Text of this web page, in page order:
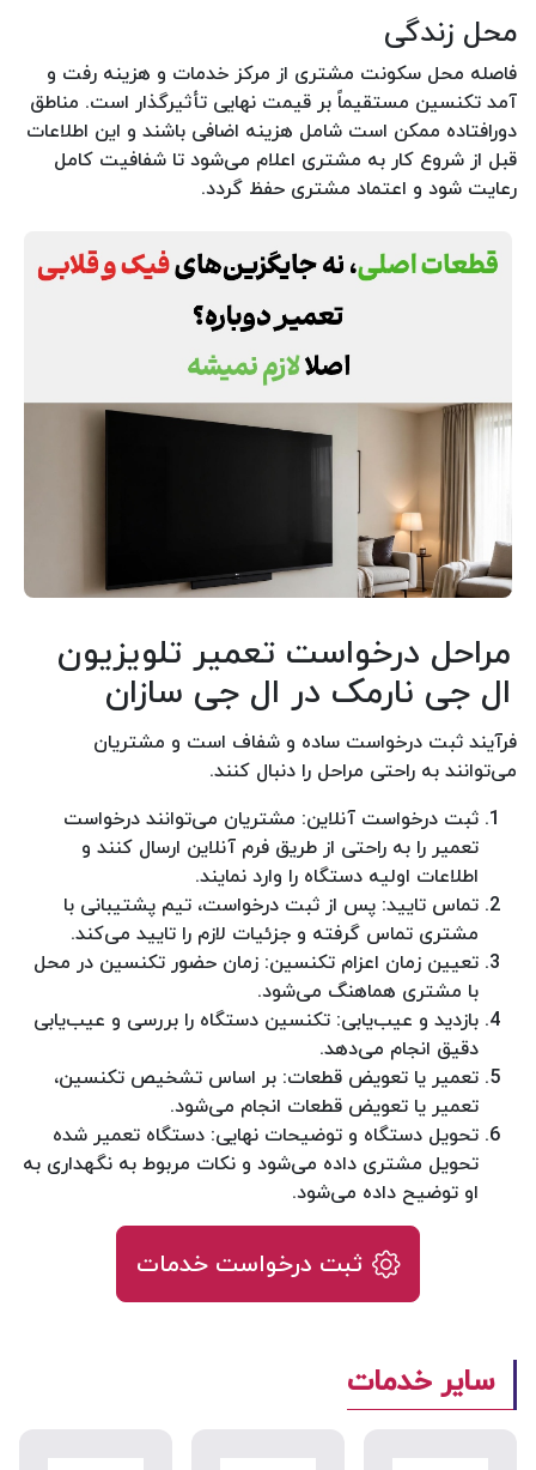
محل زندگی
فاصله محل سکونت مشتری از مرکز خدمات و هزینه رفت و
آمد تکنسین مستقیماً بر قیمت نهایی تأثیرگذار است. مناطق
دورافتاده ممکن است شامل هزینه اضافی باشند و این اطلاعات
قبل از شروع کار به مشتری اعلام می‌شود تا شفافیت کامل
رعایت شود و اعتماد مشتری حفظ گردد.
مراحل درخواست تعمیر تلویزیون
ال جی نارمک در ال جی سازان
فرآیند ثبت درخواست ساده و شفاف است و مشتریان
می‌توانند به راحتی مراحل را دنبال کنند.
ثبت درخواست آنلاین: مشتریان می‌توانند درخواست
تعمیر را به راحتی از طریق فرم آنلاین ارسال کنند و
اطلاعات اولیه دستگاه را وارد نمایند.
تماس تایید: پس از ثبت درخواست، تیم پشتیبانی با
مشتری تماس گرفته و جزئیات لازم را تایید می‌کند.
تعیین زمان اعزام تکنسین: زمان حضور تکنسین در محل
با مشتری هماهنگ می‌شود.
بازدید و عیب‌یابی: تکنسین دستگاه را بررسی و عیب‌یابی
دقیق انجام می‌دهد.
تعمیر یا تعویض قطعات: بر اساس تشخیص تکنسین،
تعمیر یا تعویض قطعات انجام می‌شود.
تحویل دستگاه و توضیحات نهایی: دستگاه تعمیر شده
تحویل مشتری داده می‌شود و نکات مربوط به نگهداری به
او توضیح داده می‌شود.
ثبت درخواست خدمات
سایر خدمات